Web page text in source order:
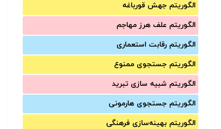
الگوریتم جهش قورباغه
الگوریتم علف هرز مهاجم
الگوریتم رقابت استعماری
الگوریتم جستجوی ممنوع
الگوریتم شبیه سازی تبرید
الگوریتم جستجوی هارمونی
الگوریتم بهینه‌سازی فرهنگی